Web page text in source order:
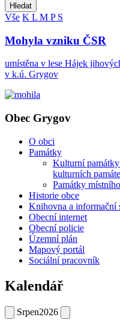
Hledat
Vše K L M P S
Mohyla vzniku ČSR
umístěna v lese Hájek
v k.ú. Grygov
Obec Grygov
O obci
Památky
Kulturní památky
kulturních
Památky
Historie obce
Knihovna a informační
Obecní internet
Obecní policie
Územní plán
Mapový portál
Sociální pracovník
Kalendář
Srpen2026